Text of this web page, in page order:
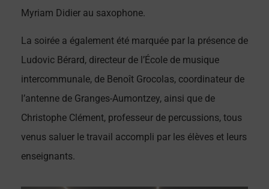
Myriam Didier au saxophone.
La soirée a également été marquée par la présence de
Ludovic Bérard, directeur de l’École de musique
intercommunale, de Benoît Grocolas, coordinateur de
l’antenne de Granges-Aumontzey, ainsi que de
Christophe Clément, professeur de percussions, tous
venus saluer le travail accompli par les élèves et leurs
enseignants.